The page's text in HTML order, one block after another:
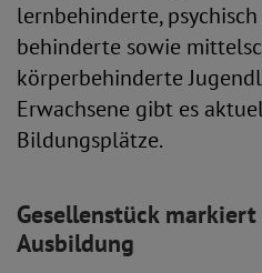
lernbehinderte,
behinderte sowie
körperbehinderte
Erwachsene gibt es
Bildungsplätze.
Gesellenstück
Ausbildung